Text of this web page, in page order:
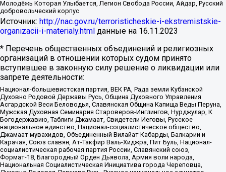
Молодёжь Которая Улыбается, Легион Свобода России, Айдар, Русский
добровольческий корпус
Источник: http://nac.gov.ru/terroristicheskie-i-ekstremistskie-
organizacii-i-materialy.html данные на 16.11.2023
* Перечень общественных объединений и религиозных
организаций в отношении которых судом принято
вступившее в законную силу решение о ликвидации или
запрете деятельности:
Национал-большевистская партия, ВЕК РА, Рада земли Кубанской
Духовно Родовой Державы Русь, Община Духовного Управления
Асгардской Веси Беловодья, Славянская Община Капища Веды Перуна,
Мужская Духовная Семинария Староверов-Инглингов, Нурджулар, К
Богодержавию, Таблиги Джамаат, Свидетели Иеговы, Русское
национальное единство, Национал-социалистическое общество,
Джамаат мувахидов, Объединенный Вилайат Кабарды, Балкарии и
Карачая, Союз славян, Ат-Такфир Валь-Хиджра, Пит Буль, Национал-
социалистическая рабочая партия России, Славянский союз,
Формат-18, Благородный Орден Дьявола, Армия воли народа,
Национальная Социалистическая Инициатива города Череповца,